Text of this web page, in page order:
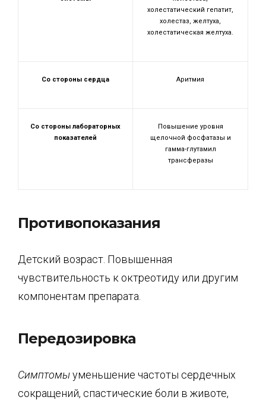
холестатический гепатит,
холестаз, желтуха,
холестатическая желтуха.
Со стороны сердца Аритмия
Со стороны лабораторных
показателей
Повышение уровня
щелочной фосфатазы и
гамма-глутамил
трансферазы
Противопоказания
Детский возраст. Повышенная
чувствительность к октреотиду или другим
компонентам препарата.
Передозировка
Симптомыуменьшение частоты сердечных
сокращений, спастические боли в животе,